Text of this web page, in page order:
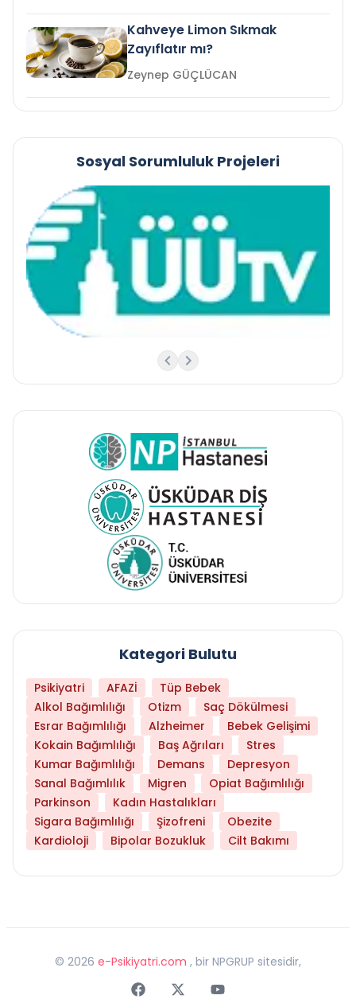
Kahveye Limon Sıkmak
Zayıflatır mı?
Zeynep GÜÇLÜCAN
Sosyal Sorumluluk Projeleri
Kategori Bulutu
Psikiyatri AFAZİ
Tüp Bebek
Alkol Bağımlılığı
Otizm
Saç Dökülmesi
Esrar Bağımlılığı
Alzheimer
Bebek Gelişimi
Kokain Bağımlılığı
Baş Ağrıları
Stres
Kumar Bağımlılığı
Demans
Depresyon
Sanal Bağımlılık
Migren
Opiat Bağımlılığı
Parkinson
Kadın Hastalıkları
Sigara Bağımlılığı
Şizofreni
Obezite
Kardioloji
Bipolar Bozukluk Cilt Bakımı
© 2026 e-Psikiyatri.com , bir NPGRUP sitesidir,